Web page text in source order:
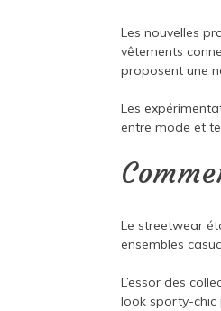
Les nouvelles
vêtements
proposent une
Les
entre mode et
Le streetwear
ensembles
L’essor des
look sporty-chic